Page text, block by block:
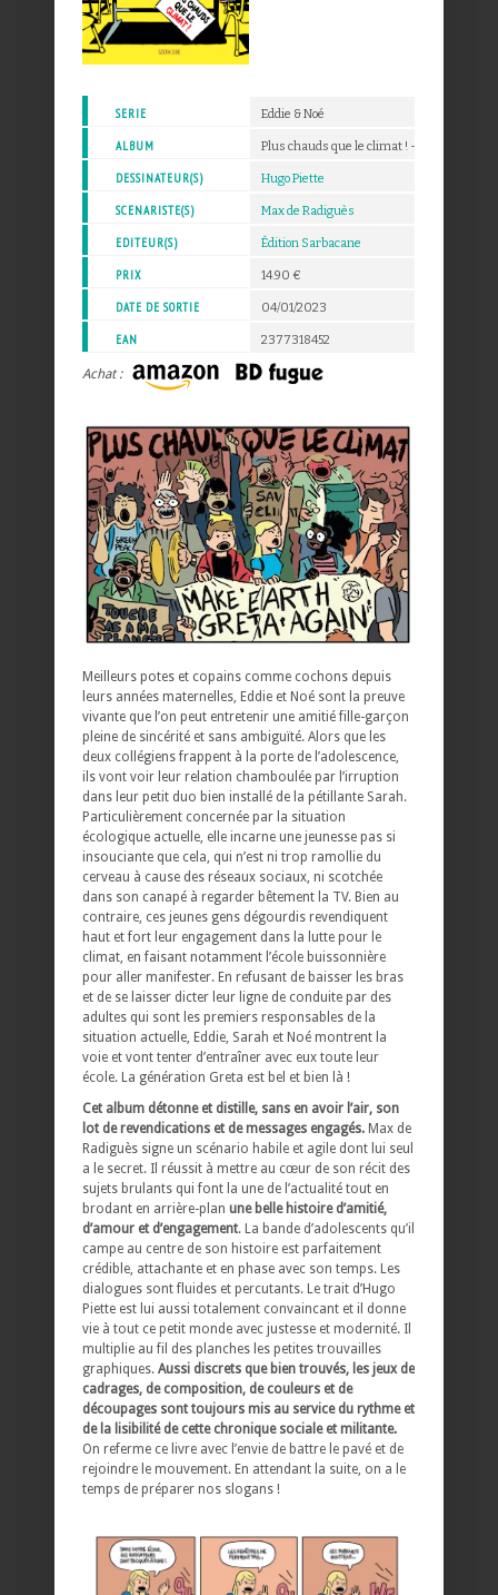
SERIE Eddie & Noé
ALBUM Plus chauds que le climat ! - 1
DESSINATEUR(S) Hugo Piette
SCENARISTE(S) Max de Radiguès
EDITEUR(S) Édition Sarbacane
PRIX 14.90 €
DATE DE SORTIE 04/01/2023
EAN 2377318452
Achat :
Meilleurs potes et copains comme cochons depuis
leurs années maternelles, Eddie et Noé sont la preuve
vivante que l’on peut entretenir une amitié fille-garçon
pleine de sincérité et sans ambiguïté. Alors que les
deux collégiens frappent à la porte de l’adolescence,
ils vont voir leur relation chamboulée par l’irruption
dans leur petit duo bien installé de la pétillante Sarah.
Particulièrement concernée par la situation
écologique actuelle, elle incarne une jeunesse pas si
insouciante que cela, qui n’est ni trop ramollie du
cerveau à cause des réseaux sociaux, ni scotchée
dans son canapé à regarder bêtement la TV. Bien au
contraire, ces jeunes gens dégourdis revendiquent
haut et fort leur engagement dans la lutte pour le
climat, en faisant notamment l’école buissonnière
pour aller manifester. En refusant de baisser les bras
et de se laisser dicter leur ligne de conduite par des
adultes qui sont les premiers responsables de la
situation actuelle, Eddie, Sarah et Noé montrent la
voie et vont tenter d’entraîner avec eux toute leur
école. La génération Greta est bel et bien là !
Cet album détonne et distille, sans en avoir l’air, son
lot de revendications et de messages engagés. Max de
Radiguès signe un scénario habile et agile dont lui seul
a le secret. Il réussit à mettre au cœur de son récit des
sujets brulants qui font la une de l’actualité tout en
brodant en arrière-plan une belle histoire d’amitié,
d’amour et d’engagement. La bande d’adolescents qu’il
campe au centre de son histoire est parfaitement
crédible, attachante et en phase avec son temps. Les
dialogues sont fluides et percutants. Le trait d’Hugo
Piette est lui aussi totalement convaincant et il donne
vie à tout ce petit monde avec justesse et modernité. Il
multiplie au fil des planches les petites trouvailles
graphiques. Aussi discrets que bien trouvés, les jeux de
cadrages, de composition, de couleurs et de
découpages sont toujours mis au service du rythme et
de la lisibilité de cette chronique sociale et militante.
On referme ce livre avec l’envie de battre le pavé et de
rejoindre le mouvement. En attendant la suite, on a le
temps de préparer nos slogans !